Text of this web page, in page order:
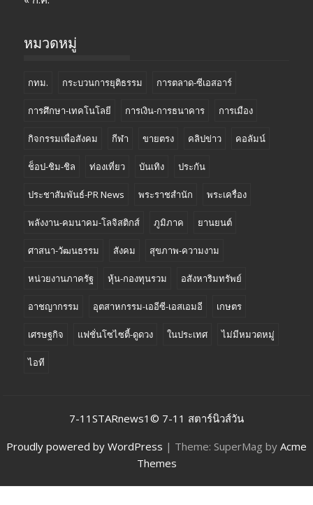
หมวดหมู่
กทม. กระบวนการยุติธรรม การตลาด-ซีเอสอาร์
การศึกษา-เทคโนโลยี การเงิน-การธนาคาร การเมือง
กิจกรรมเพื่อสังคม กีฬา ขายตรง คลิปข่าว คอลัมน์
ช็อป-ชิม-ชิล ท่องเที่ยว บันเทิง ประกัน
ประชาสัมพันธ์-PR News พระราชสำนัก พระเครื่อง
พลังงาน-คมนาคม-โลจิสติกส์ ภูมิภาค ยานยนต์
ศาสนา-วัฒนธรรม สังคม สุขภาพ-ความงาม
หน่วยงานภาครัฐ หุ้น-กองทุนรวม อสังหาริมทรัพย์
อาชญากรรม อุตสาหกรรม-เออีซี-เอสเอมอี เกษตร
เศรษฐกิจ แฟชั่นโซไซตี้-ดูดวง ในประเทศ ไม่มีหมวดหมู่
ไอที
7-11STARnews1© 7-11 สตาร์นิวส์วัน
Proudly powered by WordPress | Theme: SuperMag by Acme
Themes